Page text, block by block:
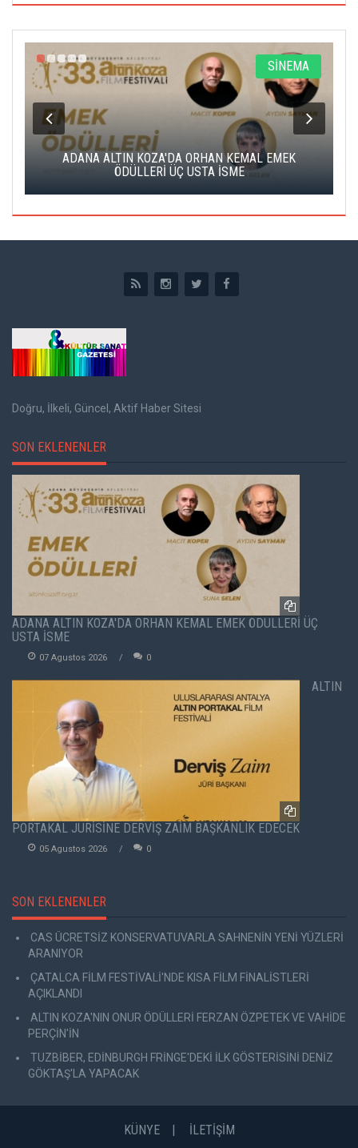
SİNEMA
ADANA ALTIN KOZA'DA ORHAN KEMAL EMEK
ÖDÜLLERİ ÜÇ USTA İSME
Doğru, İlkeli, Güncel, Aktif Haber Sitesi
SON EKLENENLER
ADANA ALTIN KOZA'DA ORHAN KEMAL EMEK ÖDÜLLERİ ÜÇ
USTA İSME
07 Agustos 2026 0
ALTIN
PORTAKAL JÜRİSİNE DERVİŞ ZAİM BAŞKANLIK EDECEK
05 Agustos 2026 0
SON EKLENENLER
CAS ÜCRETSİZ KONSERVATUVARLA SAHNENİN YENİ YÜZLERİ
ARANIYOR
ÇATALCA FİLM FESTİVALİ'NDE KISA FİLM FİNALİSTLERİ
AÇIKLANDI
ALTIN KOZA'NIN ONUR ÖDÜLLERİ FERZAN ÖZPETEK VE VAHİDE
PERÇİN'İN
TUZBİBER, EDİNBURGH FRİNGE'DEKİ İLK GÖSTERİSİNİ DENİZ
GÖKTAŞ'LA YAPACAK
KÜNYE İLETİŞİM